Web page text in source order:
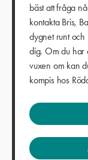
bäst att fråga
kontakta Bris,
dygnet runt
dig. Om du har
vuxen om kan
kompis hos